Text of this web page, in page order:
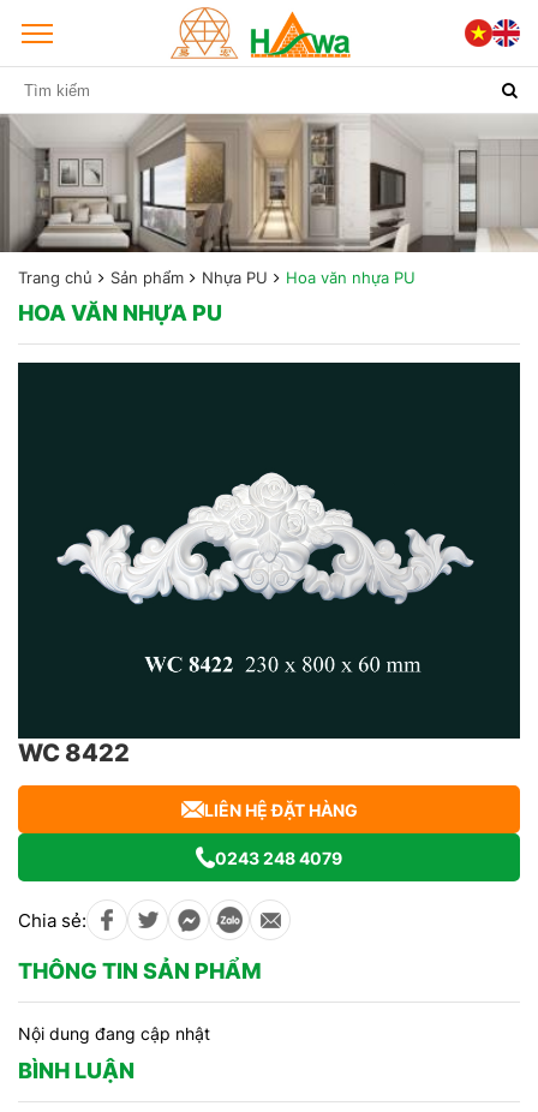
Trang chủ Sản phẩm Nhựa PU Hoa văn nhựa PU
HOA VĂN NHỰA PU
WC 8422
LIÊN HỆ ĐẶT HÀNG
0243 248 4079
Chia sẻ:
THÔNG TIN SẢN PHẨM
Nội dung đang cập nhật
BÌNH LUẬN